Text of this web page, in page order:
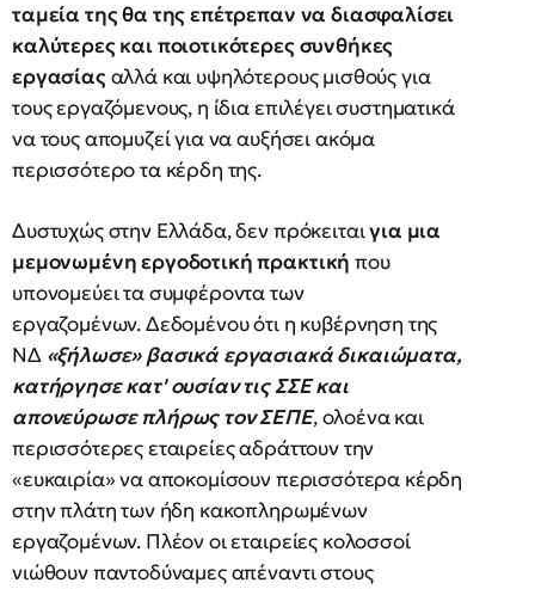
ταμεία της θα της επέτρεπαν να διασφαλίσει
καλύτερες και ποιοτικότερες συνθήκες
εργασίαςαλλά και υψηλότερους μισθούς για
τους εργαζόμενους, η ίδια επιλέγει συστηματικά
να τους απομυζεί για να αυξήσει ακόμα
περισσότερο τα κέρδη της.
Δυστυχώς στην Ελλάδα, δεν πρόκειταιγια μια
μεμονωμένη εργοδοτική πρακτικήπου
υπονομεύει τα συμφέροντα των
εργαζομένων. Δεδομένου ότι η κυβέρνηση της
ΝΔ «ξήλωσε» βασικά εργασιακά δικαιώματα,
κατήργησε κατ' ουσίαν τις ΣΣΕ και
απονεύρωσε πλήρως τον ΣΕΠΕ, ολοένα και
περισσότερες εταιρείες αδράττουν την
«ευκαιρία» να αποκομίσουν περισσότερα κέρδη
στην πλάτη των ήδη κακοπληρωμένων
εργαζομένων. Πλέον οι εταιρείες κολοσσοί
νιώθουν παντοδύναμες απέναντι στους